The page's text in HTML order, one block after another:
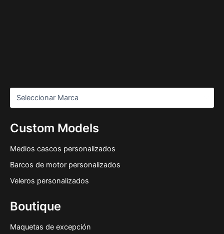
Custom Models
Medios cascos personalizados
Barcos de motor personalizados
Veleros personalizados
Boutique
Maquetas de excepción